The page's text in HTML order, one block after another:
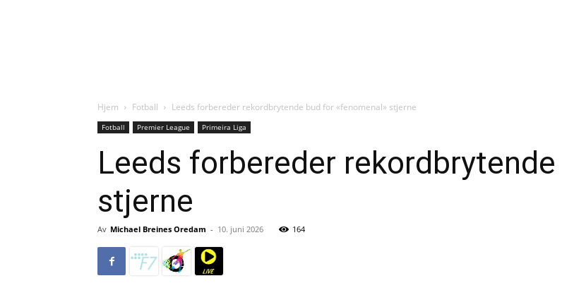
Hjem Fotball Leeds forbereder rekordbrytende bud for «fenomenal» stjerne
Fotball Premier League Primeira Liga
Leeds forbereder
stjerne
Av Michael Breines Oredam - 10. juni 2026 164